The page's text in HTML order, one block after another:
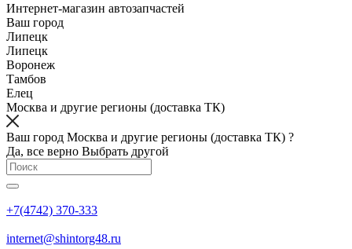
Интернет-магазин автозапчастей
Ваш город
Липецк
Липецк
Воронеж
Тамбов
Елец
Москва и другие регионы (доставка ТК)
Ваш город Москва и другие регионы (доставка ТК) ?
Да, все верно Выбрать другой
+7(4742) 370-333
internet@shintorg48.ru